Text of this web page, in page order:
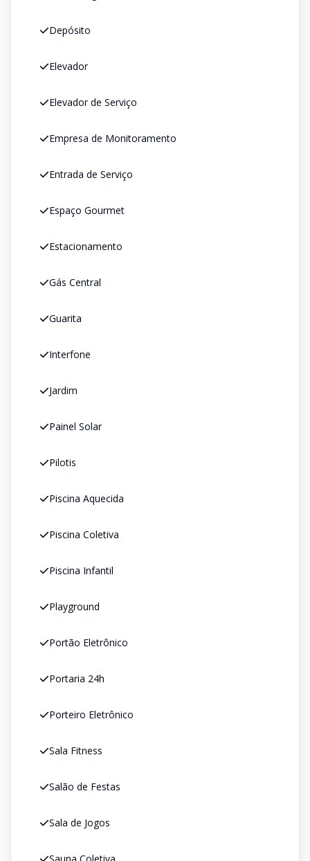
Depósito
Elevador
Elevador de Serviço
Empresa de Monitoramento
Entrada de Serviço
Espaço Gourmet
Estacionamento
Gás Central
Guarita
Interfone
Jardim
Painel Solar
Pilotis
Piscina Aquecida
Piscina Coletiva
Piscina Infantil
Playground
Portão Eletrônico
Portaria 24h
Porteiro Eletrônico
Sala Fitness
Salão de Festas
Sala de Jogos